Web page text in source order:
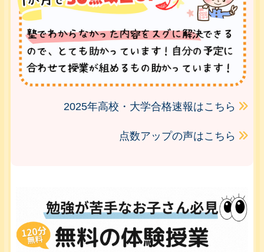
2025年高校・大学合格速報はこちら
点数アップの声はこちら